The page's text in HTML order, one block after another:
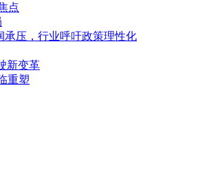
点
承压，行业呼吁政策理性化
新变革
重塑